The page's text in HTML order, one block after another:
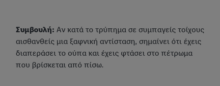
Συμβουλή: Αν κατά το τρύπημα σε συμπαγείς τοίχους
αισθανθείς μια ξαφνική αντίσταση, σημαίνει ότι έχεις
διαπεράσει το ούπα και έχεις φτάσει στο πέτρωμα
που βρίσκεται από πίσω.